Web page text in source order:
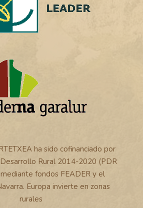
ha sido cofinanciado por
Rural 2014-2020 (PDR
fondos FEADER y el
Europa invierte en zonas
rurales